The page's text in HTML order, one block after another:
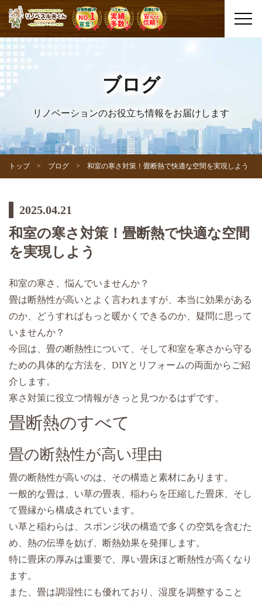
ブログ
リノベーションのお役立ち情報をお届けします
トップ ブログ 和室の寒さ対策！畳断熱で快適な空間を実現しよう
2025.04.21
和室の寒さ対策！畳断熱で快適な空間
を実現しよう
和室の寒さ、悩んでいませんか？
畳は断熱性が高いとよく言われますが、本当に効果がある
のか、どうすればもっと暖かくできるのか、疑問に思って
いませんか？
今回は、畳の断熱性について、そして和室を寒さから守る
ための具体的な方法を、DIYとリフォームの両面からご紹
介します。
寒さ対策に役立つ情報がきっと見つかるはずです。
畳断熱のすべて
畳の断熱性が高い理由
畳の断熱性が高いのは、その構造と素材にあります。
一般的な畳は、い草の畳表、稲わらを圧縮した畳床、そし
て畳縁から構成されています。
い草と稲わらは、スポンジ状の構造で多くの空気を含むた
め、熱の伝導を妨げ、断熱効果を発揮します。
特に畳床の厚みは重要で、厚い畳床ほど断熱性が高くなり
ます。
また、畳は調湿性にも優れており、湿度を調整すること